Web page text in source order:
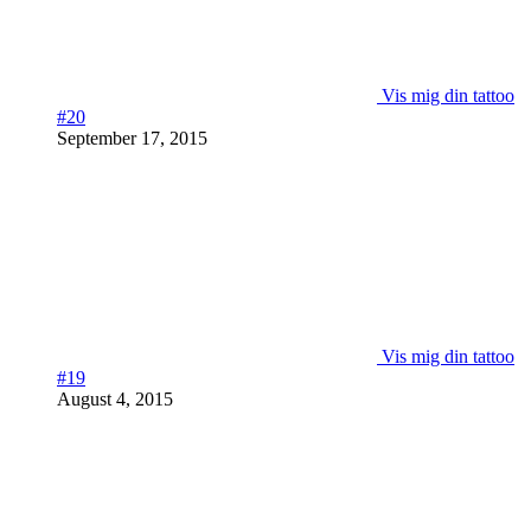
Vis mig din tattoo
#20
September 17, 2015
Vis mig din tattoo
#19
August 4, 2015